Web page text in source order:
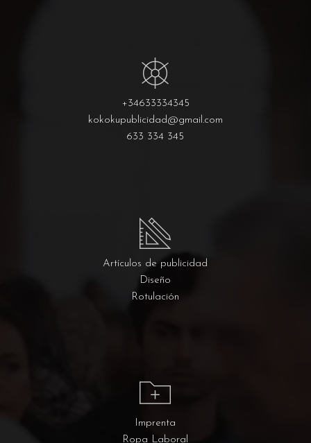
+34633334345
kokokupublicidad@gmail.com
633 334 345
Artículos de publicidad
Diseño
Rotulación
Imprenta
Ropa Laboral